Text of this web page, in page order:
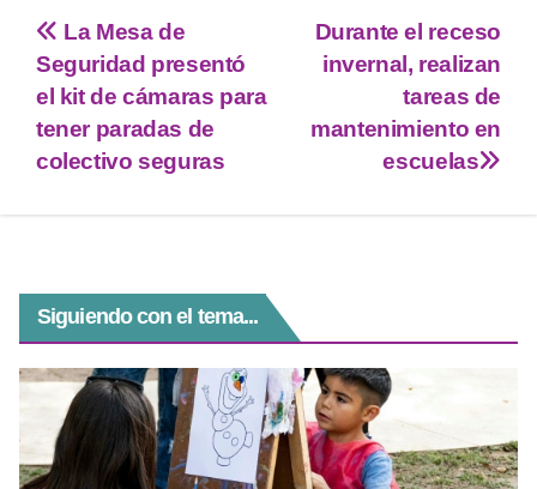
w
i
t
t
e
h
a
t
s
A
e
l
e
g
r
s
s
e
n
r
c
e
Durante el receso
invernal, realizan
tareas de
mantenimiento en
escuelas
La Mesa de
Seguridad presentó
el kit de cámaras para
tener paradas de
colectivo seguras
Siguiendo con el tema...